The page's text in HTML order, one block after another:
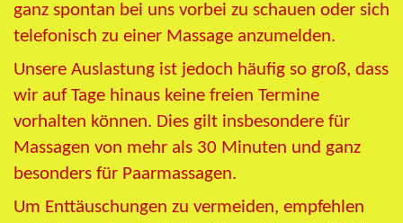
ganz spontan bei uns vorbei zu schauen oder sich
telefonisch zu einer Massage anzumelden.
Unsere Auslastung ist jedoch häufig so groß, dass
wir auf Tage hinaus keine freien Termine
vorhalten können. Dies gilt insbesondere für
Massagen von mehr als 30 Minuten und ganz
besonders für Paarmassagen.
Um Enttäuschungen zu vermeiden, empfehlen